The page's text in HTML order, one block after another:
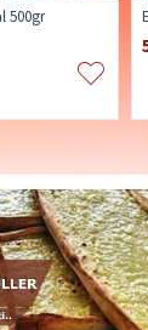
500gr